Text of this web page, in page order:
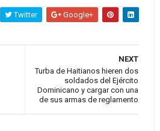
Twitter Google+
NEXT
Turba de Haitianos hieren dos
soldados del Ejército
Dominicano y cargar con una
de sus armas de reglamento